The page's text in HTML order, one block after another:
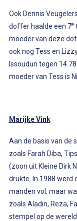
Ook Dennis
doffer haalde een 7e
moeder van deze
ook nog Tess en
Issoudun tegen
moeder van Tess is
Marijke Vink
Aan de basis van de
zoals Farah Diba,
(zoon uit Kleine Dirk
drukte. In 1988 werd
manden vol, maar
zoals Aladin, Reza,
stempel op de